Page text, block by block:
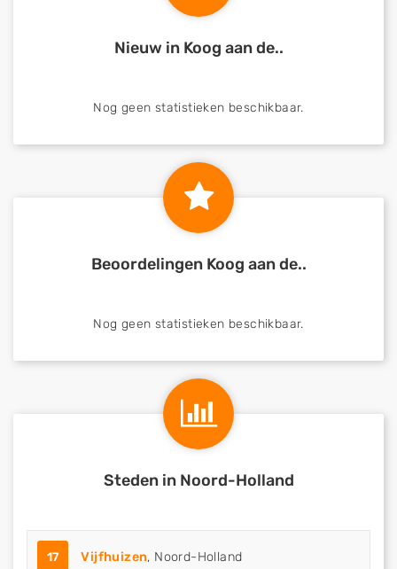
Nieuw in Koog aan de..
Nog geen statistieken beschikbaar.
Beoordelingen Koog aan de..
Nog geen statistieken beschikbaar.
Steden in Noord-Holland
17 Vijfhuizen, Noord-Holland